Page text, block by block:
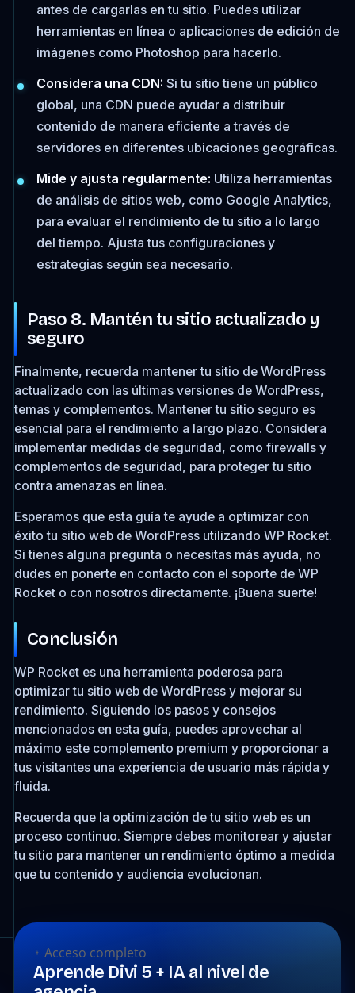
antes de cargarlas en tu sitio. Puedes utilizar
herramientas en línea o aplicaciones de edición de
imágenes como Photoshop para hacerlo.
Considera una CDN: Si tu sitio tiene un público
global, una CDN puede ayudar a distribuir
contenido de manera eficiente a través de
servidores en diferentes ubicaciones geográficas.
Mide y ajusta regularmente: Utiliza herramientas
de análisis de sitios web, como Google Analytics,
para evaluar el rendimiento de tu sitio a lo largo
del tiempo. Ajusta tus configuraciones y
estrategias según sea necesario.
Paso 8. Mantén tu sitio actualizado y
seguro
Finalmente, recuerda mantener tu sitio de WordPress
actualizado con las últimas versiones de WordPress,
temas y complementos. Mantener tu sitio seguro es
esencial para el rendimiento a largo plazo. Considera
implementar medidas de seguridad, como firewalls y
complementos de seguridad, para proteger tu sitio
contra amenazas en línea.
Esperamos que esta guía te ayude a optimizar con
éxito tu sitio web de WordPress utilizando WP Rocket.
Si tienes alguna pregunta o necesitas más ayuda, no
dudes en ponerte en contacto con el soporte de WP
Rocket o con nosotros directamente. ¡Buena suerte!
Conclusión
WP Rocket es una herramienta poderosa para
optimizar tu sitio web de WordPress y mejorar su
rendimiento. Siguiendo los pasos y consejos
mencionados en esta guía, puedes aprovechar al
máximo este complemento premium y proporcionar a
tus visitantes una experiencia de usuario más rápida y
fluida.
Recuerda que la optimización de tu sitio web es un
proceso continuo. Siempre debes monitorear y ajustar
tu sitio para mantener un rendimiento óptimo a medida
que tu contenido y audiencia evolucionan.
Acceso completo
Aprende Divi 5 + IA al nivel de